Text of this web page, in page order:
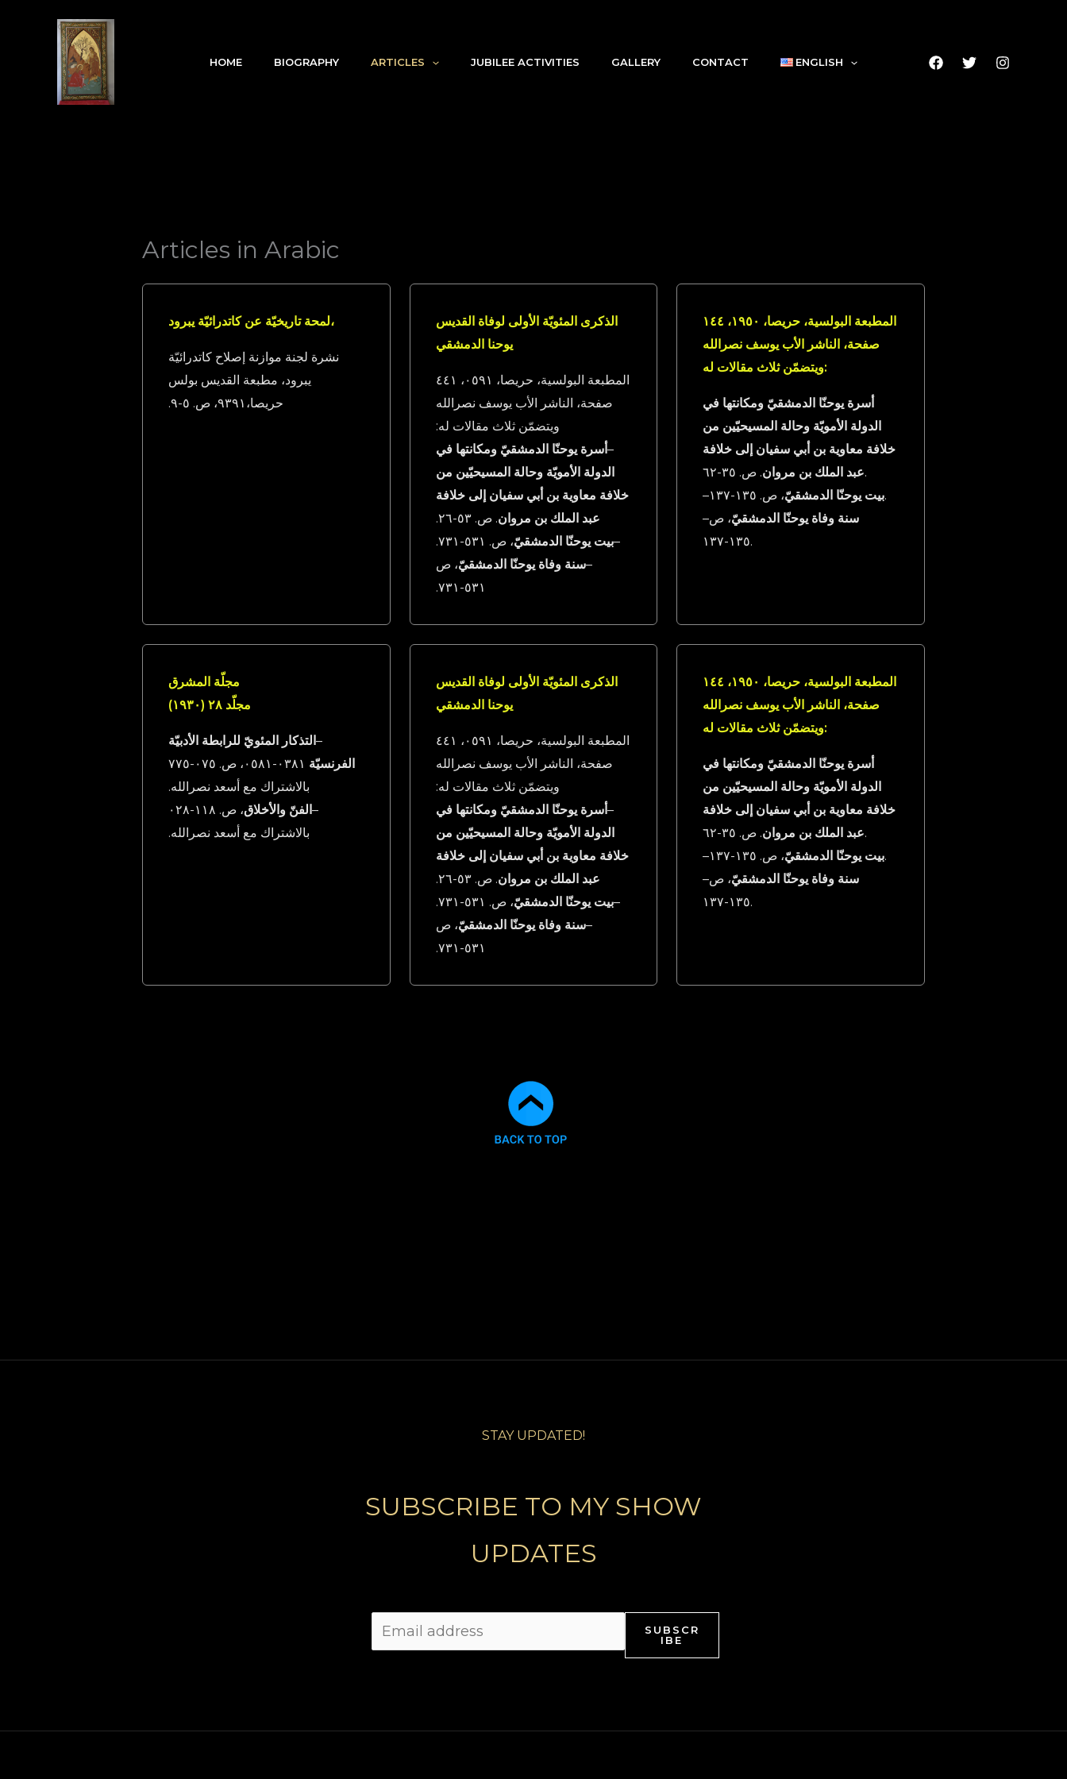
HOME BIOGRAPHY ARTICLES JUBILEE ACTIVITIES GALLERY CONTACT ENGLISH
Articles in Arabic
لمحة تاريخيّة عن كاتدرائيّة يبرود،
نشرة لجنة موازنة إصلاح كاتدرائيّة
يبرود، مطبعة القديس بولس
حريصا،١٩٣٩، ص. ٥-٩.
الذكرى المئويّة الأولى لوفاة القديس
يوحنا الدمشقي
المطبعة البولسية، حريصا، ١٩٥٠، ١٤٤
صفحة، الناشر الأب يوسف نصرالله
ويتضمّن ثلاث مقالات له:
– أسرة يوحنّا الدمشقيّ ومكانتها في
الدولة الأمويّة وحالة المسيحيّين من
خلافة معاوية بن أبي سفيان إلى خلافة
عبد الملك بن مروان. ص. ٣٥-٦٢.
–بيت يوحنّا الدمشقيّ، ص. ١٣٥-١٣٧.
–سنة وفاة يوحنّا الدمشقيّ، ص
١٣٥-١٣٧.
المطبعة البولسية، حريصا، ١٩٥٠، ١٤٤
صفحة، الناشر الأب يوسف نصرالله
ويتضمّن ثلاث مقالات له:
أسرة يوحنّا الدمشقيّ ومكانتها في
الدولة الأمويّة وحالة المسيحيّين من
خلافة معاوية بن أبي سفيان إلى خلافة
عبد الملك بن مروان. ص. ٣٥-٦٢.
–
بيت يوحنّا الدمشقيّ، ص. ١٣٥-١٣٧.
–
سنة وفاة يوحنّا الدمشقيّ، ص
١٣٥-١٣٧.
مجلّة المشرق
مجلّد ٢٨ (١٩٣٠)
– التذكار المئويّ للرابطة الأدبيّة
الفرنسيّة ١٨٣٠-١٨٥٠، ص. ٥٧٠-٥٧٧
بالاشتراك مع أسعد نصرالله.
– الفنّ والأخلاق، ص. ٨١١-٨٢٠
بالاشتراك مع أسعد نصرالله.
الذكرى المئويّة الأولى لوفاة القديس
يوحنا الدمشقي
المطبعة البولسية، حريصا، ١٩٥٠، ١٤٤
صفحة، الناشر الأب يوسف نصرالله
ويتضمّن ثلاث مقالات له:
– أسرة يوحنّا الدمشقيّ ومكانتها في
الدولة الأمويّة وحالة المسيحيّين من
خلافة معاوية بن أبي سفيان إلى خلافة
عبد الملك بن مروان. ص. ٣٥-٦٢.
–بيت يوحنّا الدمشقيّ، ص. ١٣٥-١٣٧.
–سنة وفاة يوحنّا الدمشقيّ، ص
١٣٥-١٣٧.
المطبعة البولسية، حريصا، ١٩٥٠، ١٤٤
صفحة، الناشر الأب يوسف نصرالله
ويتضمّن ثلاث مقالات له:
أسرة يوحنّا الدمشقيّ ومكانتها في
الدولة الأمويّة وحالة المسيحيّين من
خلافة معاوية بن أبي سفيان إلى خلافة
عبد الملك بن مروان. ص. ٣٥-٦٢.
–
بيت يوحنّا الدمشقيّ، ص. ١٣٥-١٣٧.
–
سنة وفاة يوحنّا الدمشقيّ، ص
١٣٥-١٣٧.
STAY UPDATED!
SUBSCRIBE TO MY SHOW
UPDATES
SUBSCR
IBE